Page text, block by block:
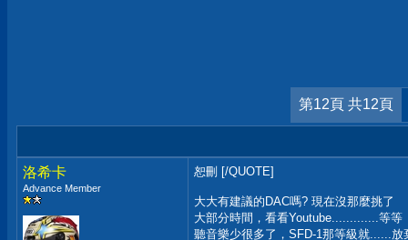
第12頁 共12頁
洛希卡
Advance Member
恕刪 [/QUOTE]
大大有建議的DAC嗎? 現在沒那麼挑了
大部分時間，看看Youtube.............等等
聽音樂少很多了，SFD-1那等級就......放